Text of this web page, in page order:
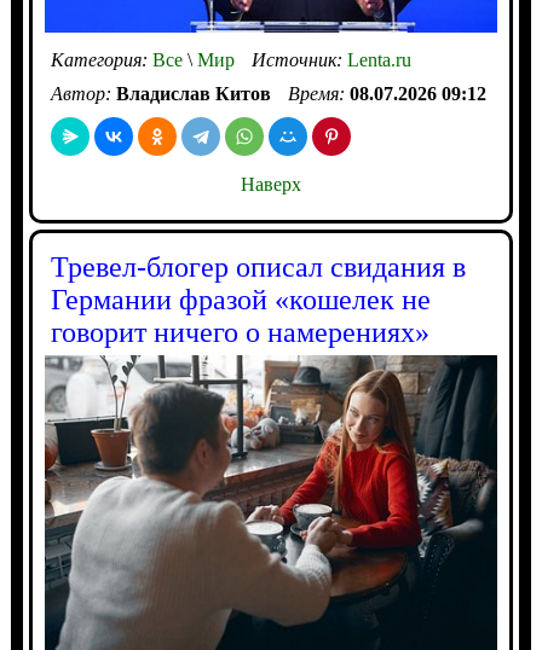
Категория: Все\Мир Источник: Lenta.ru
Автор: Владислав Китов Время: 08.07.2026 09:12
Наверх
Тревел-блогер описал свидания в
Германии фразой «кошелек не
говорит ничего о намерениях»